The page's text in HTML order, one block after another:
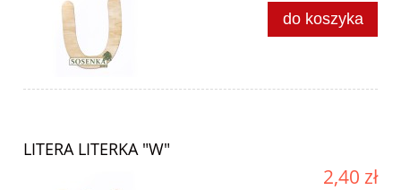
do koszyka
LITERA LITERKA "W"
2,40 zł